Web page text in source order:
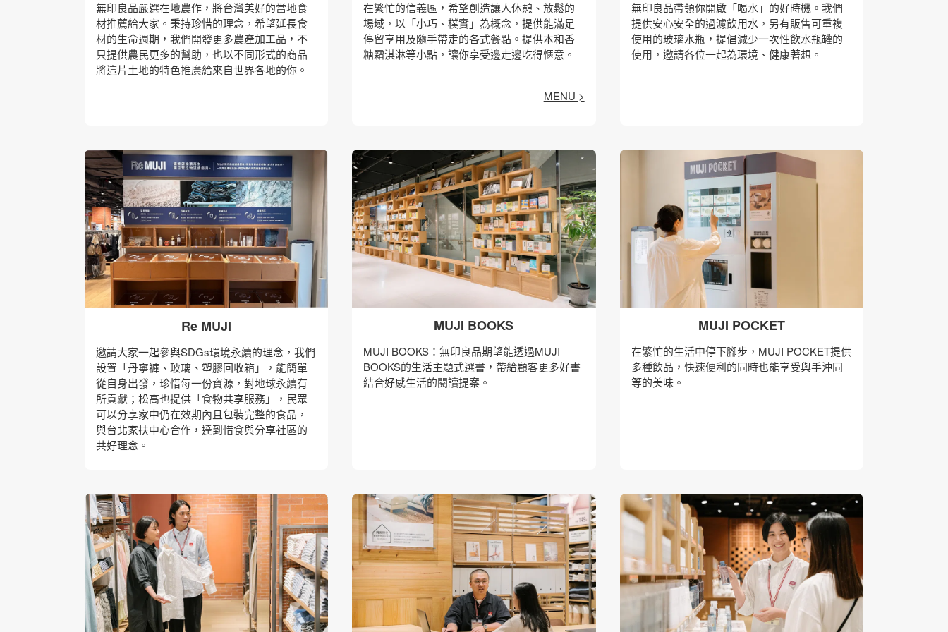
無印良品嚴選在地農作，將台灣美好的當地食
材推薦給大家。秉持珍惜的理念，希望延長食
材的生命週期，我們開發更多農產加工品，不
只提供農民更多的幫助，也以不同形式的商品
將這片土地的特色推廣給來自世界各地的你。
在繁忙的信義區，希望創造讓人休憩、放鬆的
場域，以「小巧、樸實」為概念，提供能滿足
停留享用及隨手帶走的各式餐點。提供本和香
糖霜淇淋等小點，讓你享受邊走邊吃得愜意。
MENU >
無印良品帶領你開啟「喝水」的好時機。我們
提供安心安全的過濾飲用水，另有販售可重複
使用的玻璃水瓶，提倡減少一次性飲水瓶罐的
使用，邀請各位一起為環境、健康著想。
Re MUJI
邀請大家一起參與SDGs環境永續的理念，我們
設置「丹寧褲、玻璃、塑膠回收箱」，能簡單
從自身出發，珍惜每一份資源，對地球永續有
所貢獻；松高也提供「食物共享服務」，民眾
可以分享家中仍在效期內且包裝完整的食品，
與台北家扶中心合作，達到惜食與分享社區的
共好理念。
MUJI BOOKS
MUJI BOOKS：無印良品期望能透過MUJI
BOOKS的生活主題式選書，帶給顧客更多好書
結合好感生活的閱讀提案。
MUJI POCKET
在繁忙的生活中停下腳步，MUJI POCKET提供
多種飲品，快速便利的同時也能享受與手沖同
等的美味。